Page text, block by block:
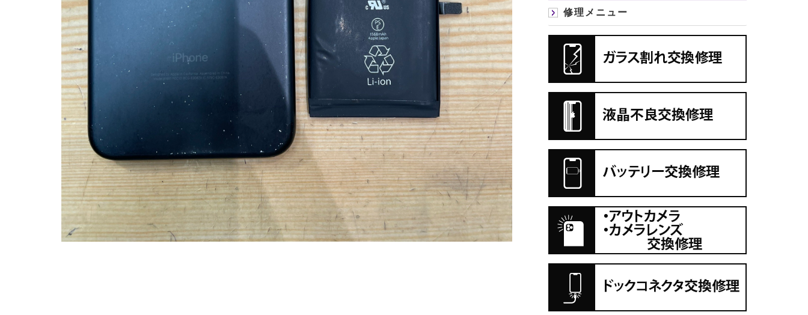
修理メニュー